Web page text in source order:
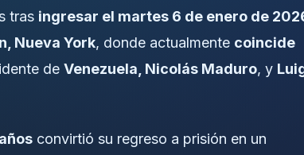
tras ingresar el martes 6 de enero de
Nueva York, donde actualmente coincide
de Venezuela, Nicolás Maduro, y
convirtió su regreso a prisión en un